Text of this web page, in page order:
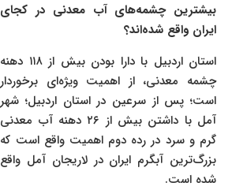
بیشترین چشمه‌های آب معدنی در کجای
ایران واقع شده‌اند؟
استان اردبیل با دارا بودن بیش از ۱۱۸ دهنه
چشمه معدنی، از اهمیت ویژه‌ای برخوردار
است؛ پس از سرعین در استان اردبیل؛ شهر
آمل با داشتن بیش از ۲۶ دهنه آب معدنی
گرم و سرد در رده دوم اهمیت واقع است که
بزرگ‌ترین آبگرم ایران در لاریجان آمل واقع
شده است.